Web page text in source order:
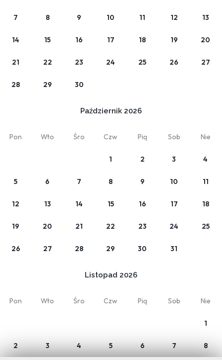
7 8 9 10 11 12 13
14 15 16 17 18 19 20
21 22 23 24 25 26 27
28 29 30
Październik 2026
Pon Wto Śro Czw Pią Sob Nie
1 2 3 4
5 6 7 8 9 10 11
12 13 14 15 16 17 18
19 20 21 22 23 24 25
26 27 28 29 30 31
Listopad 2026
Pon Wto Śro Czw Pią Sob Nie
1
2 3 4 5 6 7 8
Twój pobyt
Pokój 1
Moja rezerwacja
O nas
VIVI Residence